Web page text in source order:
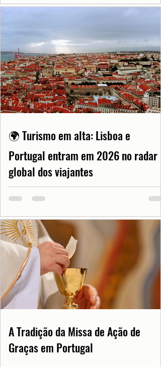
🌍 Turismo em alta: Lisboa e
Portugal entram em 2026 no radar
global dos viajantes
A Tradição da Missa de Ação de
Graças em Portugal